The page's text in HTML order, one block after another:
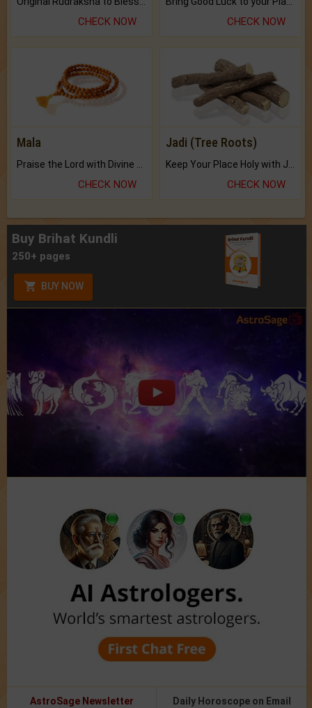
CHECK NOW CHECK NOW
Mala
Praise the Lord with Divine Energies of Mala.
CHECK NOW
Jadi (Tree Roots)
Keep Your Place Holy with Jadi.
CHECK NOW
Buy Brihat Kundli
250+ pages
BUY NOW
AstroSage Newsletter Daily Horoscope on Email